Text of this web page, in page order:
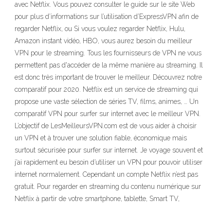
avec Netflix. Vous pouvez consulter le guide sur le site Web
pour plus d’informations sur l’utilisation d’ExpressVPN afin de
regarder Netflix, ou Si vous voulez regarder Netflix, Hulu,
Amazon instant vidéo, HBO, vous aurez besoin du meilleur
VPN pour le streaming. Tous les fournisseurs de VPN ne vous
permettent pas d'accéder de la même manière au streaming. Il
est donc très important de trouver le meilleur. Découvrez notre
comparatif pour 2020. Netflix est un service de streaming qui
propose une vaste sélection de séries TV, films, animes, … Un
comparatif VPN pour surfer sur internet avec le meilleur VPN.
L’objectif de LesMeilleursVPN.com est de vous aider à choisir
un VPN et à trouver une solution fiable, économique mais
surtout sécurisée pour surfer sur internet. Je voyage souvent et
j’ai rapidement eu besoin d’utiliser un VPN pour pouvoir utiliser
internet normalement. Cependant un compte Netflix n’est pas
gratuit. Pour regarder en streaming du contenu numérique sur
Netflix à partir de votre smartphone, tablette, Smart TV,